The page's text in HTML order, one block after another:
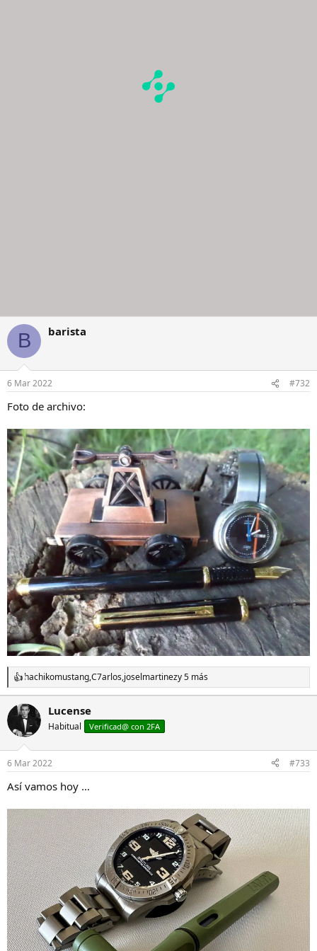
B barista
6 Mar 2022 #732
Foto de archivo:
R
e
a
c
c
o
n
e
s
hachikomustang,C7arlos,joselmartinezy 5 más
Lucense
Habitual Verificad@ con 2FA
6 Mar 2022 #733
Así vamos hoy …